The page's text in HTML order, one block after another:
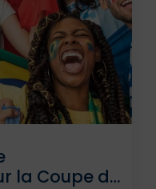
la Coupe du